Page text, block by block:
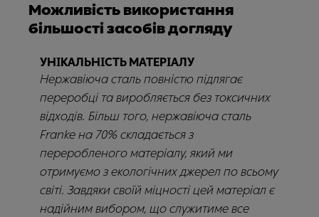
Можливість використання
більшості засобів догляду
УНІКАЛЬНІСТЬ МАТЕРІАЛУ
Нержавіюча сталь повністю підлягає
переробці та виробляється без токсичних
відходів. Більш того, нержавіюча сталь
Franke на 70% складається з
переробленого матеріалу, який ми
отримуємо з екологічних джерел по всьому
світі. Завдяки своїй міцності цей матеріал є
надійним вибором, що служитиме все